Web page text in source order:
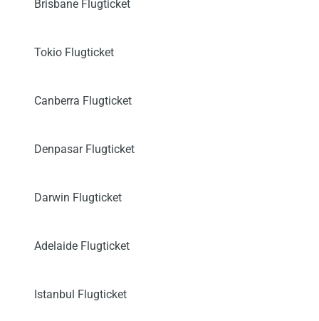
Brisbane Flugticket
Tokio Flugticket
Canberra Flugticket
Denpasar Flugticket
Darwin Flugticket
Adelaide Flugticket
Istanbul Flugticket